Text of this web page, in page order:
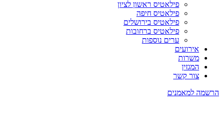
פילאטיס ראשון לציון
פילאטיס חיפה
פילאטיס בירושלים
פילאטיס ברחובות
ערים נוספות
אירועים
משרות
המגזין
צור קשר
הרשמה למאמנים